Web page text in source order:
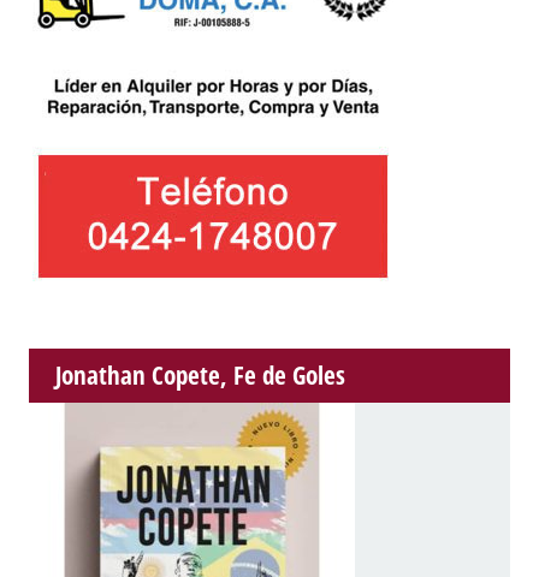
Jonathan Copete, Fe de Goles